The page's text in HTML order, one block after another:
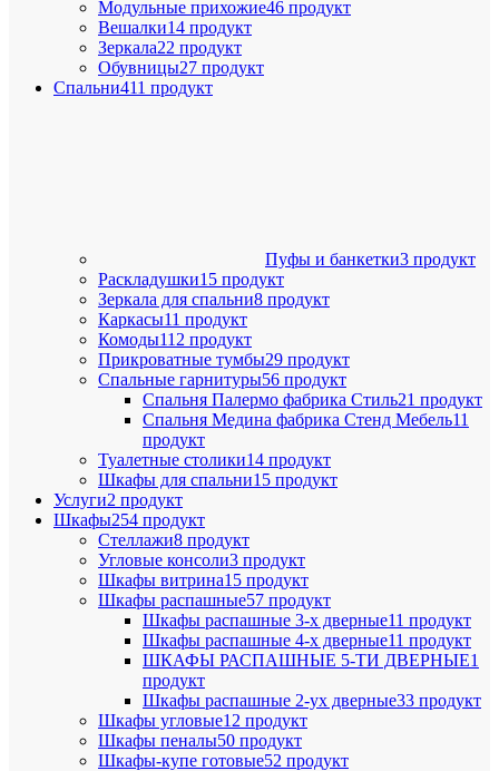
Модульные прихожие46 продукт
Вешалки14 продукт
Зеркала22 продукт
Обувницы27 продукт
Спальни411 продукт
Пуфы и банкетки3 продукт
Раскладушки15 продукт
Зеркала для спальни8 продукт
Каркасы11 продукт
Комоды112 продукт
Прикроватные тумбы29 продукт
Спальные гарнитуры56 продукт
Спальня Палермо фабрика Стиль21 продукт
Спальня Медина фабрика Стенд Мебель11
продукт
Туалетные столики14 продукт
Шкафы для спальни15 продукт
Услуги2 продукт
Шкафы254 продукт
Стеллажи8 продукт
Угловые консоли3 продукт
Шкафы витрина15 продукт
Шкафы распашные57 продукт
Шкафы распашные 3-х дверные11 продукт
Шкафы распашные 4-х дверные11 продукт
ШКАФЫ РАСПАШНЫЕ 5-ТИ ДВЕРНЫЕ1
продукт
Шкафы распашные 2-ух дверные33 продукт
Шкафы угловые12 продукт
Шкафы пеналы50 продукт
Шкафы-купе готовые52 продукт